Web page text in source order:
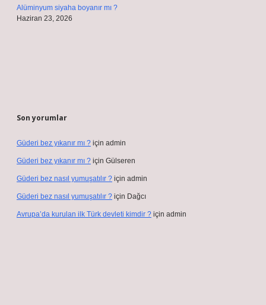
Alüminyum siyaha boyanır mı ?
Haziran 23, 2026
Son yorumlar
Güderi bez yıkanır mı ? için admin
Güderi bez yıkanır mı ? için Gülseren
Güderi bez nasıl yumuşatılır ? için admin
Güderi bez nasıl yumuşatılır ? için Dağcı
Avrupa’da kurulan ilk Türk devleti kimdir ? için admin